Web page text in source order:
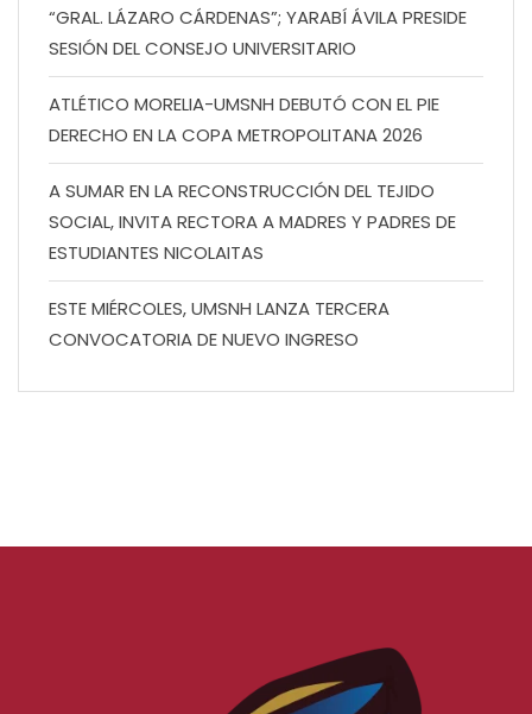
“GRAL. LÁZARO CÁRDENAS”; YARABÍ ÁVILA PRESIDE
SESIÓN DEL CONSEJO UNIVERSITARIO
ATLÉTICO MORELIA-UMSNH DEBUTÓ CON EL PIE
DERECHO EN LA COPA METROPOLITANA 2026
A SUMAR EN LA RECONSTRUCCIÓN DEL TEJIDO
SOCIAL, INVITA RECTORA A MADRES Y PADRES DE
ESTUDIANTES NICOLAITAS
ESTE MIÉRCOLES, UMSNH LANZA TERCERA
CONVOCATORIA DE NUEVO INGRESO